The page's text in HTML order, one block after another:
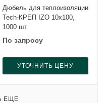
Дюбель для теплоизоляции
Tech-КРЕП IZO 10x100,
1000 шт
По запросу
УТОЧНИТЬ ЦЕНУ
ЕЩЕ